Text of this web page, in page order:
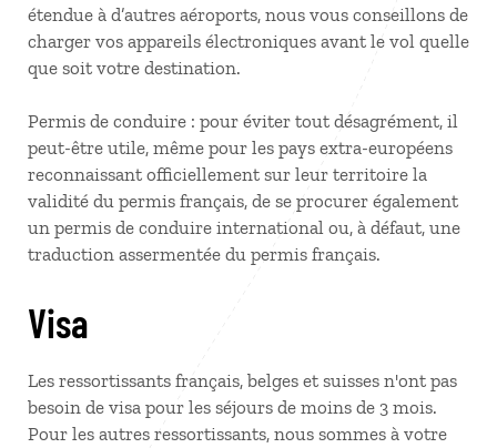
étendue à d’autres aéroports, nous vous conseillons de
charger vos appareils électroniques avant le vol quelle
que soit votre destination.
Permis de conduire : pour éviter tout désagrément, il
peut-être utile, même pour les pays extra-européens
reconnaissant officiellement sur leur territoire la
validité du permis français, de se procurer également
un permis de conduire international ou, à défaut, une
traduction assermentée du permis français.
Visa
Les ressortissants français, belges et suisses n'ont pas
besoin de visa pour les séjours de moins de 3 mois.
Pour les autres ressortissants, nous sommes à votre